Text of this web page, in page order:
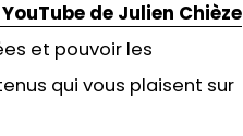
de Julien Chièze
et pouvoir les
qui vous plaisent sur